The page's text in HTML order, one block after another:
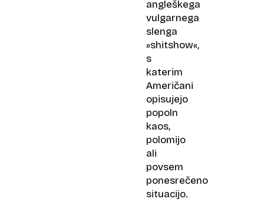
angleškega
vulgarnega
slenga
»shitshow«,
s
katerim
Američani
opisujejo
popoln
kaos,
polomijo
ali
povsem
ponesrečeno
situacijo.